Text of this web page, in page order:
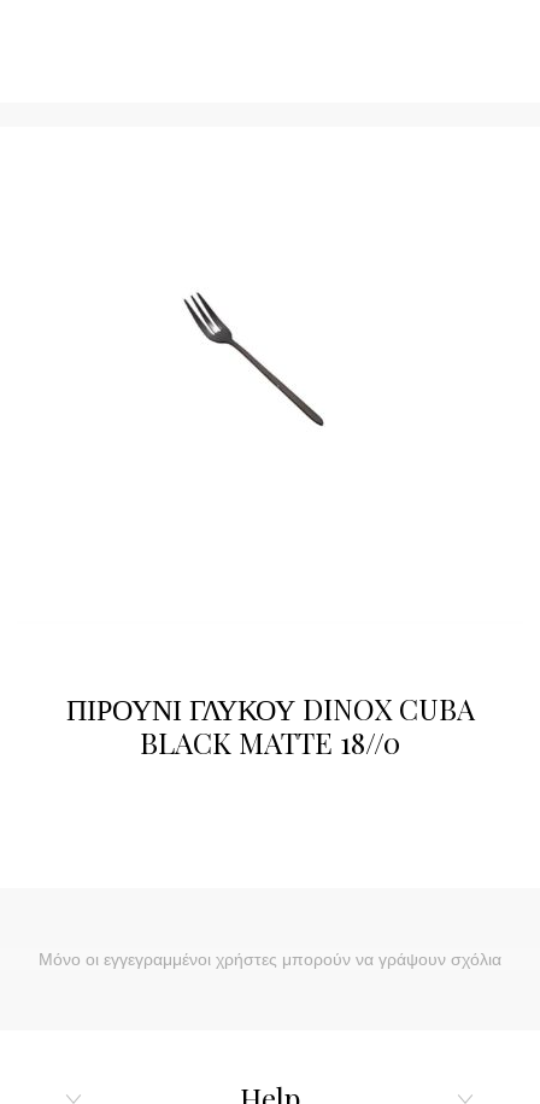
ΠΙΡΟΥΝΙ ΓΛΥΚΟΥ DINOX CUBA
BLACK MATTE 18//0
Μόνο οι εγγεγραμμένοι χρήστες μπορούν να γράψουν σχόλια